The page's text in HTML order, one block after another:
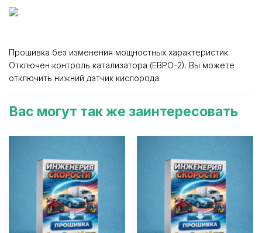
Прошивка без изменения мощностных характеристик.
Отключен контроль катализатора (ЕВРО-2). Вы можете
отключить нижний датчик кислорода.
Вас могут так же заинтересовать